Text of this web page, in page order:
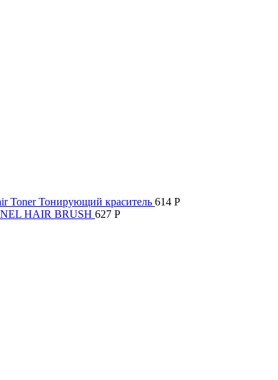
Toner Тонирующий краситель 614 Р
HAIR BRUSH 627 Р